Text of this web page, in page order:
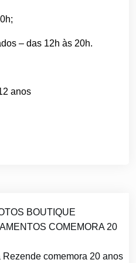
– das 12h às 20h.
anos
BOUTIQUE
COMEMORA 20
Rezende comemora 20 anos